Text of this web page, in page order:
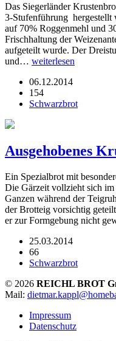
Das Siegerländer
3-Stufenführung hergestellt
auf 70% Roggenmehl und
Frischhaltung der
aufgeteilt wurde. Der
und… weiterlesen
06.12.2014
154
Schwarzbrot
Ausgehobenes
Ein Spezialbrot mit
Die Gärzeit vollzieht sich
Ganzen während der
der Brotteig vorsichtig
er zur Formgebung nicht
25.03.2014
66
Schwarzbrot
© 2026 REICHL BROT
Mail:
Impressum
Datenschutz